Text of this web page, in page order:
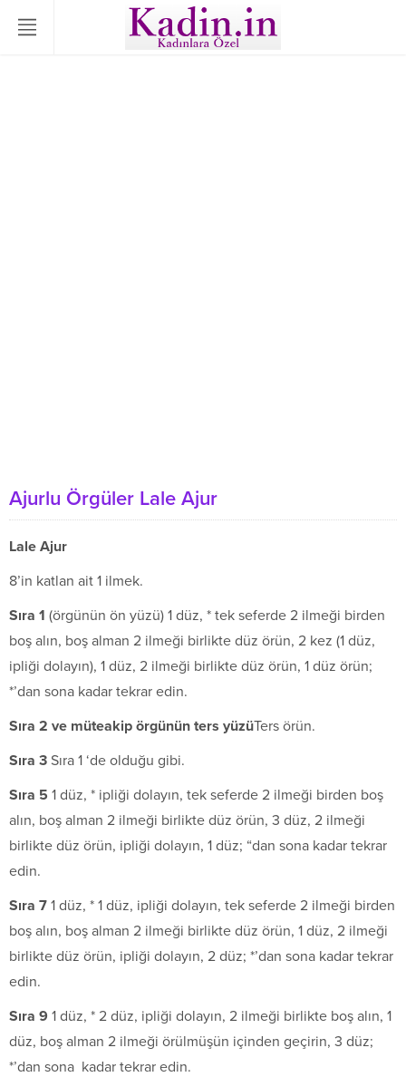
Ajurlu Örgüler Lale Ajur
Lale Ajur
8’in katlan ait 1 ilmek.
Sıra 1 (örgünün ön yüzü) 1 düz, * tek seferde 2 ilmeği birden
boş alın, boş alman 2 ilmeği birlikte düz örün, 2 kez (1 düz,
ipliği dolayın), 1 düz, 2 ilmeği birlikte düz örün, 1 düz örün;
*’dan sona kadar tekrar edin.
Sıra 2 ve müteakip örgünün ters yüzüTers örün.
Sıra 3 Sıra 1 ‘de olduğu gibi.
Sıra 5 1 düz, * ipliği dolayın, tek seferde 2 ilmeği birden boş
alın, boş alman 2 ilmeği birlikte düz örün, 3 düz, 2 ilmeği
birlikte düz örün, ipliği dolayın, 1 düz; “dan sona kadar tekrar
edin.
Sıra 7 1 düz, * 1 düz, ipliği dolayın, tek seferde 2 ilmeği birden
boş alın, boş alman 2 ilmeği birlikte düz örün, 1 düz, 2 ilmeği
birlikte düz örün, ipliği dolayın, 2 düz; *’dan sona kadar tekrar
edin.
Sıra 9 1 düz, * 2 düz, ipliği dolayın, 2 ilmeği birlikte boş alın, 1
düz, boş alman 2 ilmeği örülmüşün içinden geçirin, 3 düz;
*’dan sona kadar tekrar edin.